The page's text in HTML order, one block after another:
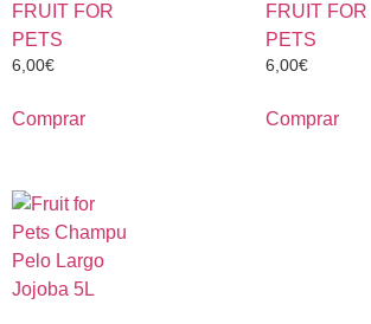
FRUIT FOR
PETS
6,00€
Comprar
FRUIT FOR
PETS
6,00€
Comprar